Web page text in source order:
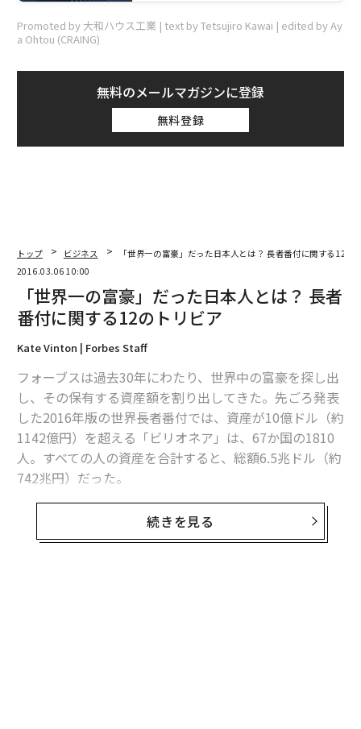
Promoted by 大和ハウス工業 | text by Tetsujiro Kawai | edited by Ay
a Ohtou (CRAING)
無料のメールマガジンに登録
無料登録
トップ ビジネス
「世界一の富豪」だった日本人とは？ 長者番付に関する12の
2016.03.06 10:00
「世界一の富豪」だった日本人とは？ 長者
番付に関する12のトリビア
Kate Vinton | Forbes Staff
フォーブスは過去30年にわたり、世界中の富豪を探し出
し、その保有する資産額を割り出してきた。先ごろ発表
した2016年版の世界長者番付では、資産が10億ドル（約
1142億円）を超える「ビリオネア」は、67か国の1810
人。すべての人の資産を合計すると、総額6.5兆ドル（約
742兆円）だった。
そのビリオネアたちにまつわる12の事柄を紹介する。
続きを見る